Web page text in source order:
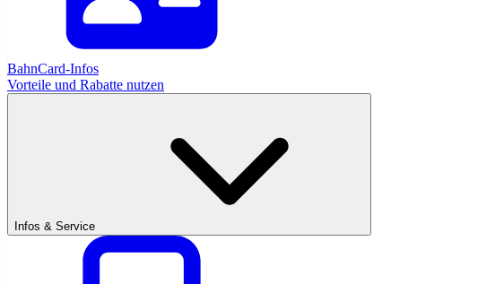
BahnCard-Infos
Vorteile und Rabatte nutzen
Infos & Service